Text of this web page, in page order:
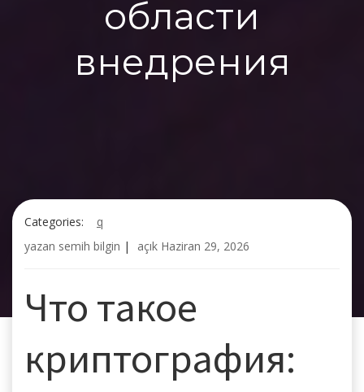
области
внедрения
Categories:
q
yazan semih bilgin | açık Haziran 29, 2026
Что такое
криптография: